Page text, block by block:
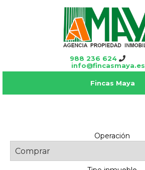
988 236 624
info@fincasmaya.es
Fincas Maya
Operación